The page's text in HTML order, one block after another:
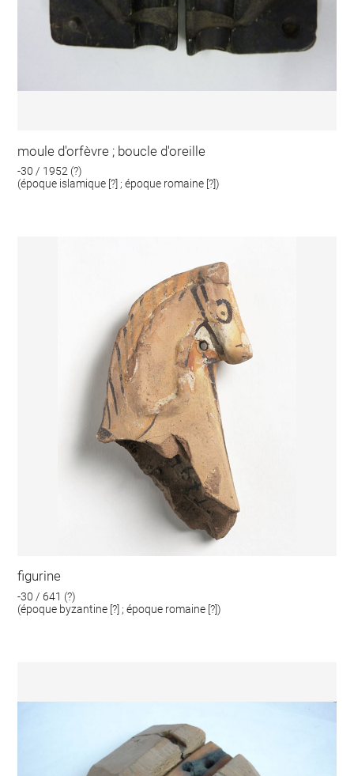
moule d'orfèvre ; boucle d'oreille
-30 / 1952 (?)
(époque islamique [?] ; époque romaine [?])
figurine
-30 / 641 (?)
(époque byzantine [?] ; époque romaine [?])